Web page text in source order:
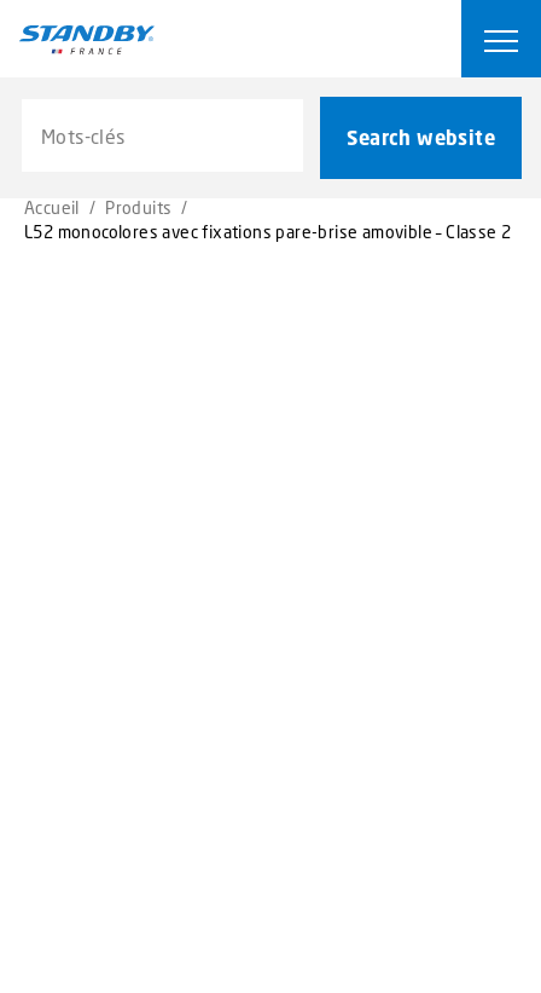
k
a
i
Search website
Accueil / Produits /
L52 monocolores avec fixations pare-brise amovible – Classe 2